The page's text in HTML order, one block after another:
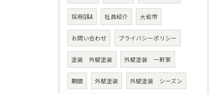
採用Q&A 社員紹介 大和市
お問い合わせ プライバシーポリシー
塗装 外壁塗装 外壁塗装 一軒家
期間 外壁塗装 外壁塗装 シーズン